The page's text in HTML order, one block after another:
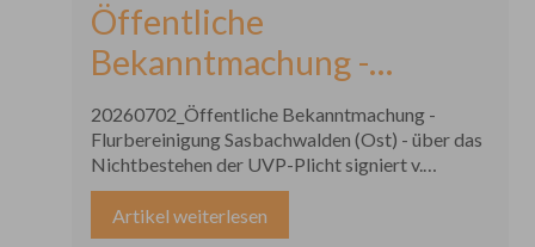
Öffentliche
Bekanntmachung -
Flurbereinigung
Sasbachwalden (Ost) -
über das Nichtbestehen
der UVP-Plicht
20260702_Öffentliche Bekanntmachung -
Flurbereinigung Sasbachwalden (Ost) - über das
Nichtbestehen der UVP-Plicht signiert v.
22.07.2026.pdf
Artikel weiterlesen